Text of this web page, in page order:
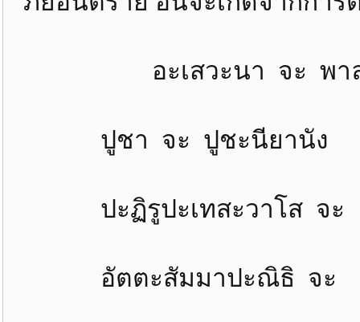
อะเสวะนา จะ พาลา
ปูชา จะ ปูชะนียานัง
ปะฏิรูปะเทสะวาโส จ
อัตตะสัมมาปะณิธิ จะ